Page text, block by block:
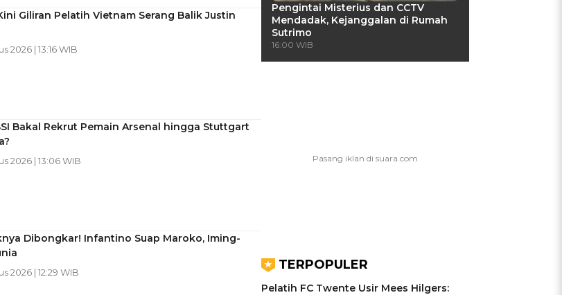
Giliran Pelatih Vietnam Serang Balik Justin
2026 | 13:16 WIB
Bakal Rekrut Pemain Arsenal hingga Stuttgart
2026 | 13:06 WIB
Dibongkar! Infantino Suap Maroko, Iming-
2026 | 12:29 WIB
Pengintai Misterius dan CCTV
Mendadak, Kejanggalan di Rumah
Sutrimo
16:00 WIB
TERPOPULER
Pelatih FC Twente Usir Mees Hilgers: